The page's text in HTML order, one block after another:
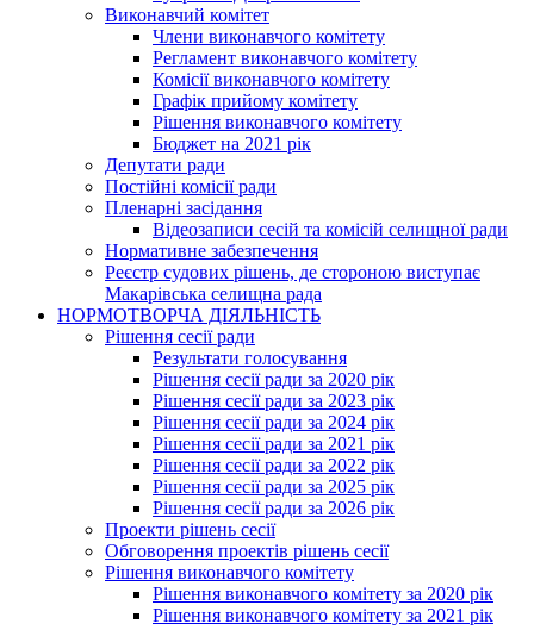
Виконавчий комітет
Члени виконавчого комітету
Регламент виконавчого комітету
Комісії виконавчого комітету
Графік прийому комітету
Рішення виконавчого комітету
Бюджет на 2021 рік
Депутати ради
Постійні комісії ради
Пленарні засідання
Відеозаписи сесій та комісій селищної ради
Нормативне забезпечення
Реєстр судових рішень, де стороною виступає
Макарівська селищна рада
НОРМОТВОРЧА ДІЯЛЬНІСТЬ
Рішення сесії ради
Результати голосування
Рішення сесії ради за 2020 рік
Рішення сесії ради за 2023 рік
Рішення сесії ради за 2024 рік
Рішення сесії ради за 2021 рік
Рішення сесії ради за 2022 рік
Рішення сесії ради за 2025 рік
Рішення сесії ради за 2026 рік
Проекти рішень сесії
Обговорення проектів рішень сесії
Рішення виконавчого комітету
Рішення виконавчого комітету за 2020 рік
Рішення виконавчого комітету за 2021 рік